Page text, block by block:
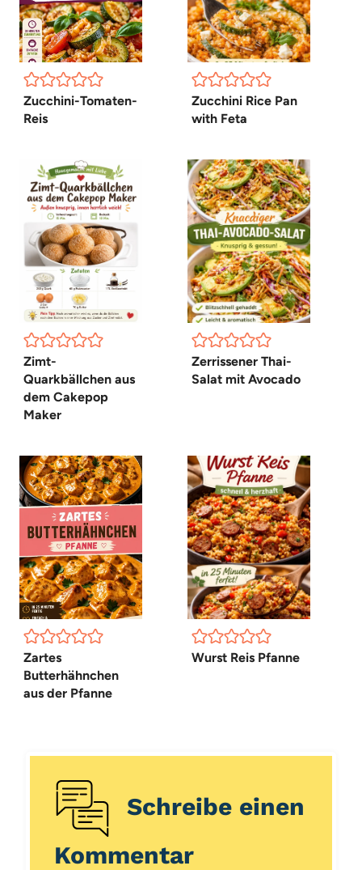
Zucchini-Tomaten-
Reis
Zucchini Rice Pan
with Feta
Zimt-
Quarkbällchen aus
dem Cakepop
Maker
Zerrissener Thai-
Salat mit Avocado
Zartes
Butterhähnchen
aus der Pfanne
Wurst Reis Pfanne
Schreibe einen
Kommentar